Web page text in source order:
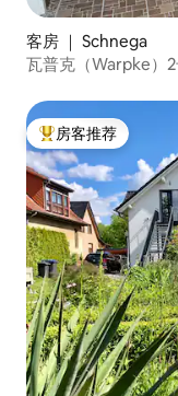
客房 ｜ Schnega
瓦普克（Warpke）
热门「房客推荐」
房客推荐